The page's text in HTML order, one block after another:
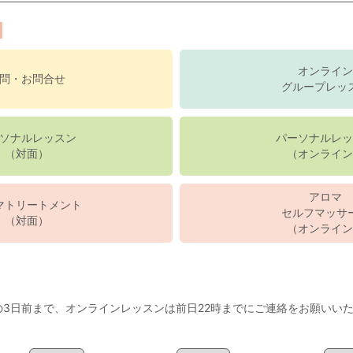
・お問合せ
オンライン
グループレッ
ナルレッスン
（対面）
パーソナルレ
（オンライ
トリートメント
（対面）
アロマ
セルフマッサ
（オンライ
日前まで、オンラインレッスンは前日22時までにご連絡をお願いい